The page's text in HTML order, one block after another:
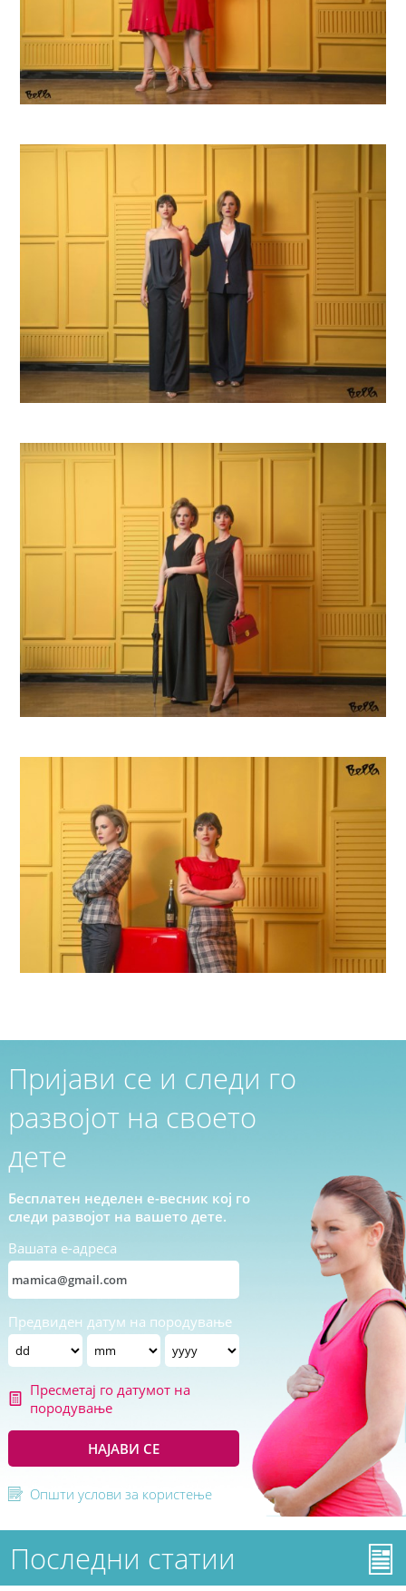
Пријави се и следи го
развојот на своето
дете
Бесплатен неделен е-весник кој го
следи развојот на вашето дете.
Вашата е-адреса
Предвиден датум на породување
Пресметај го датумот на
породување
НАЈАВИ СЕ
Општи услови за користење
Последни статии